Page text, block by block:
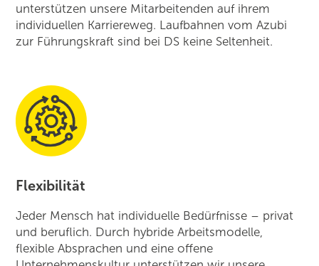
unterstützen unsere Mitarbeitenden auf ihrem
individuellen Karriereweg. Laufbahnen vom Azubi
zur Führungskraft sind bei DS keine Seltenheit.
Flexibilität
Jeder Mensch hat individuelle Bedürfnisse – privat
und beruflich. Durch hybride Arbeitsmodelle,
flexible Absprachen und eine offene